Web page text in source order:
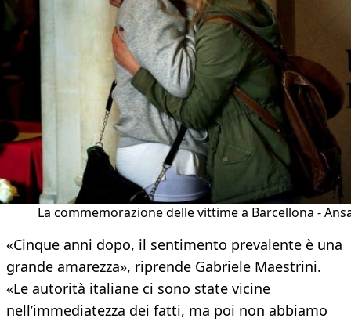
La commemorazione delle vittime a Barcellona -
«Cinque anni dopo, il sentimento prevalente è una
grande amarezza», riprende Gabriele Maestrini.
«Le autorità italiane ci sono state vicine
nell’immediatezza dei fatti, ma poi non abbiamo